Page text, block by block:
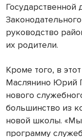
руководство
их родители.
Кроме того, в
Маслянино Юрий
нового
большинство из
новой школы.
программу